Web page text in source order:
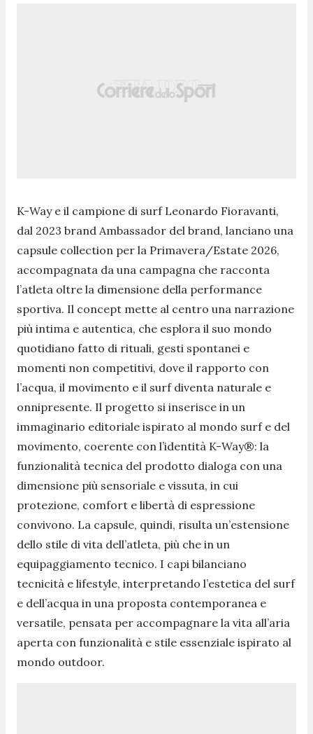
K-Way e il campione di surf Leonardo Fioravanti,
dal 2023 brand Ambassador del brand, lanciano una
capsule collection per la Primavera/Estate 2026,
accompagnata da una campagna che racconta
l’atleta oltre la dimensione della performance
sportiva. Il concept mette al centro una narrazione
più intima e autentica, che esplora il suo mondo
quotidiano fatto di rituali, gesti spontanei e
momenti non competitivi, dove il rapporto con
l’acqua, il movimento e il surf diventa naturale e
onnipresente. Il progetto si inserisce in un
immaginario editoriale ispirato al mondo surf e del
movimento, coerente con l’identità K-Way®: la
funzionalità tecnica del prodotto dialoga con una
dimensione più sensoriale e vissuta, in cui
protezione, comfort e libertà di espressione
convivono. La capsule, quindi, risulta un’estensione
dello stile di vita dell’atleta, più che in un
equipaggiamento tecnico. I capi bilanciano
tecnicità e lifestyle, interpretando l’estetica del surf
e dell’acqua in una proposta contemporanea e
versatile, pensata per accompagnare la vita all’aria
aperta con funzionalità e stile essenziale ispirato al
mondo outdoor.